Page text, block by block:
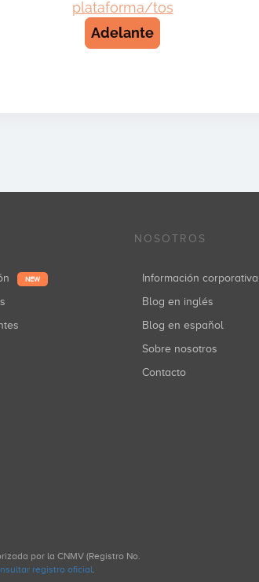
NEW
NOSOTROS
Información corporativa
Blog en inglés
Blog en español
Sobre nosotros
Contacto
por la CNMV (Registro No.
registro oficial.